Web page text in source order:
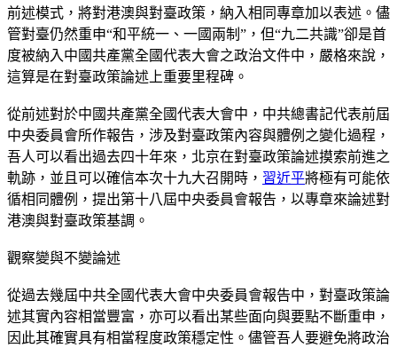
前述模式，將對港澳與對臺政策，納入相同專章加以表述。儘
管對臺仍然重申“和平統一、一國兩制”，但“九二共識”卻是首
度被納入中國共產黨全國代表大會之政治文件中，嚴格來說，
這算是在對臺政策論述上重要里程碑。
從前述對於中國共產黨全國代表大會中，中共總書記代表前屆
中央委員會所作報告，涉及對臺政策內容與體例之變化過程，
吾人可以看出過去四十年來，北京在對臺政策論述摸索前進之
軌跡，並且可以確信本次十九大召開時， 習近平將極有可能依
循相同體例，提出第十八屆中央委員會報告，以專章來論述對
港澳與對臺政策基調。
觀察變與不變論述
從過去幾屆中共全國代表大會中央委員會報告中，對臺政策論
述其實內容相當豐富，亦可以看出某些面向與要點不斷重申，
因此其確實具有相當程度政策穩定性。儘管吾人要避免將政治